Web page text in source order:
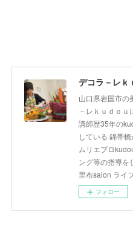
デコラ－レｋ
山口県岩国市の
－レｋｕｄｏ
講師歴35年の
している 錦帯
ムリエプロ
ング等の指導を
里布salon ライ
フォロー